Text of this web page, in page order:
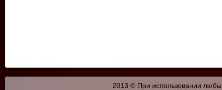
2013 © При использовании